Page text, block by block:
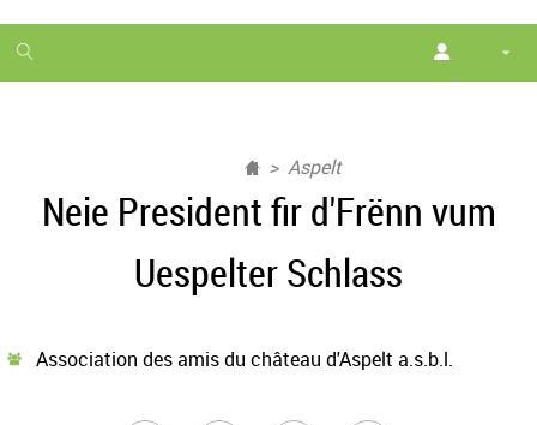
1
month
Aspelt
Neie President fir d'Frënn vum
Uespelter Schlass
Association des amis du château d'Aspelt a.s.b.l.